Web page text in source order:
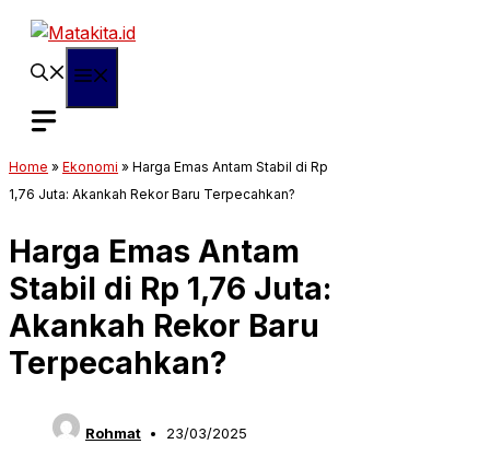
Langsung
Home » Ekonomi » Harga Emas Antam Stabil di Rp
1,76 Juta: Akankah Rekor Baru Terpecahkan?
Harga Emas Antam
Stabil di Rp 1,76 Juta:
Akankah Rekor Baru
Terpecahkan?
Rohmat 23/03/2025